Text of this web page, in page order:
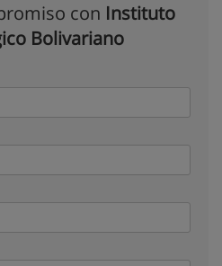
con Instituto
Bolivariano